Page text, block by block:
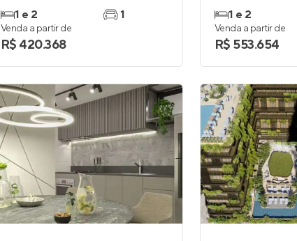
1 e 2
1
Venda a partir de
R$ 420.368
1 e 2
Venda a partir de
R$ 553.654